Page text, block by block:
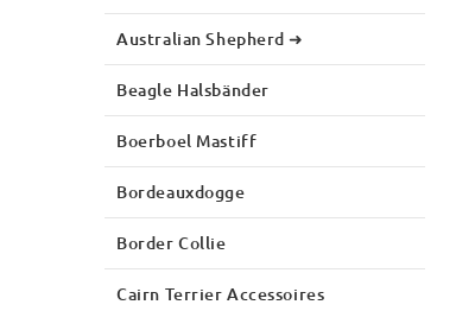
Australian Shepherd ➜
Beagle Halsbänder
Boerboel Mastiff
Bordeauxdogge
Border Collie
Cairn Terrier Accessoires